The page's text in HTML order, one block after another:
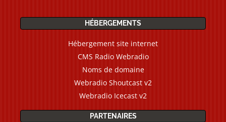
HÉBERGEMENTS
Hébergement site internet
CMS Radio Webradio
Noms de domaine
Webradio Shoutcast v2
Webradio Icecast v2
PARTENAIRES